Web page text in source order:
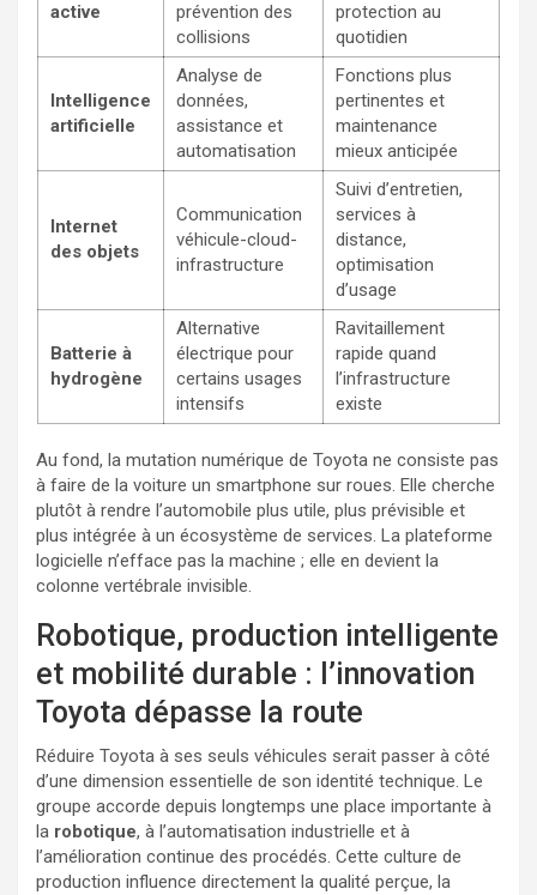
active
prévention des
collisions
protection au
quotidien
Intelligence
artificielle
Analyse de
données,
assistance et
automatisation
Fonctions plus
pertinentes et
maintenance
mieux anticipée
Internet
des objets
Communication
véhicule-cloud-
infrastructure
Suivi d’entretien,
services à
distance,
optimisation
d’usage
Batterie à
hydrogène
Alternative
électrique pour
certains usages
intensifs
Ravitaillement
rapide quand
l’infrastructure
existe
Au fond, la mutation numérique de Toyota ne consiste pas
à faire de la voiture un smartphone sur roues. Elle cherche
plutôt à rendre l’automobile plus utile, plus prévisible et
plus intégrée à un écosystème de services. La plateforme
logicielle n’efface pas la machine ; elle en devient la
colonne vertébrale invisible.
Robotique, production intelligente
et mobilité durable : l’innovation
Toyota dépasse la route
Réduire Toyota à ses seuls véhicules serait passer à côté
d’une dimension essentielle de son identité technique. Le
groupe accorde depuis longtemps une place importante à
la robotique, à l’automatisation industrielle et à
l’amélioration continue des procédés. Cette culture de
production influence directement la qualité perçue, la